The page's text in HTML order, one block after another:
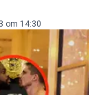
om 14:30